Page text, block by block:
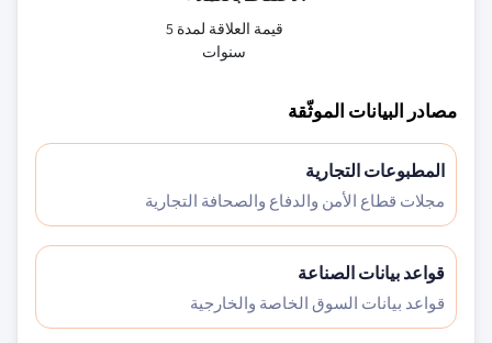
قيمة العلاقة لمدة 5
سنوات
مصادر البيانات الموثّقة
المطبوعات التجارية
مجلات قطاع الأمن والدفاع والصحافة التجارية
قواعد بيانات الصناعة
قواعد بيانات السوق الخاصة والخارجية